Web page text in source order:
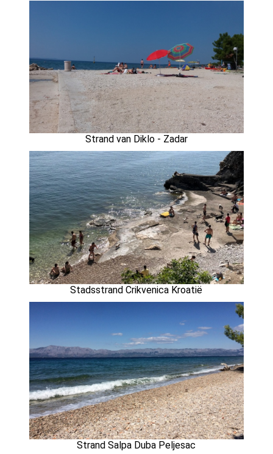
Strand van Diklo - Zadar
Stadsstrand Crikvenica Kroatië
Strand Salpa Duba Peljesac